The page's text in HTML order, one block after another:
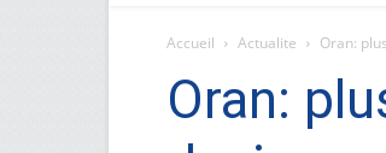
Accueil Actualite Oran:
Oran: